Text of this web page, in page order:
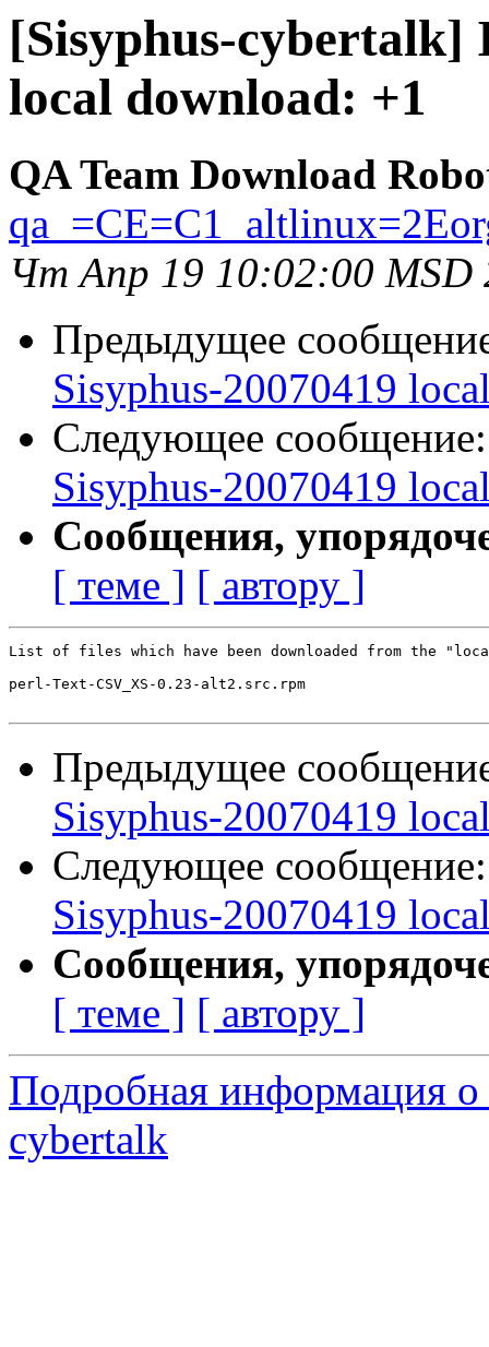
[Sisyphus-cybertalk]
local download: +1
QA Team Download
Чт Апр 19 10:02:00 MSD
Предыдущее
Sisyphus-20070419
Следующее
Sisyphus-20070419
Сообщения,
[ теме ] [ автору ]
List of files which have been downloaded from the
perl-Text-CSV_XS-0.23-alt2.src.rpm
Предыдущее
Sisyphus-20070419
Следующее
Sisyphus-20070419
Сообщения,
[ теме ] [ автору ]
Подробная информация о
cybertalk